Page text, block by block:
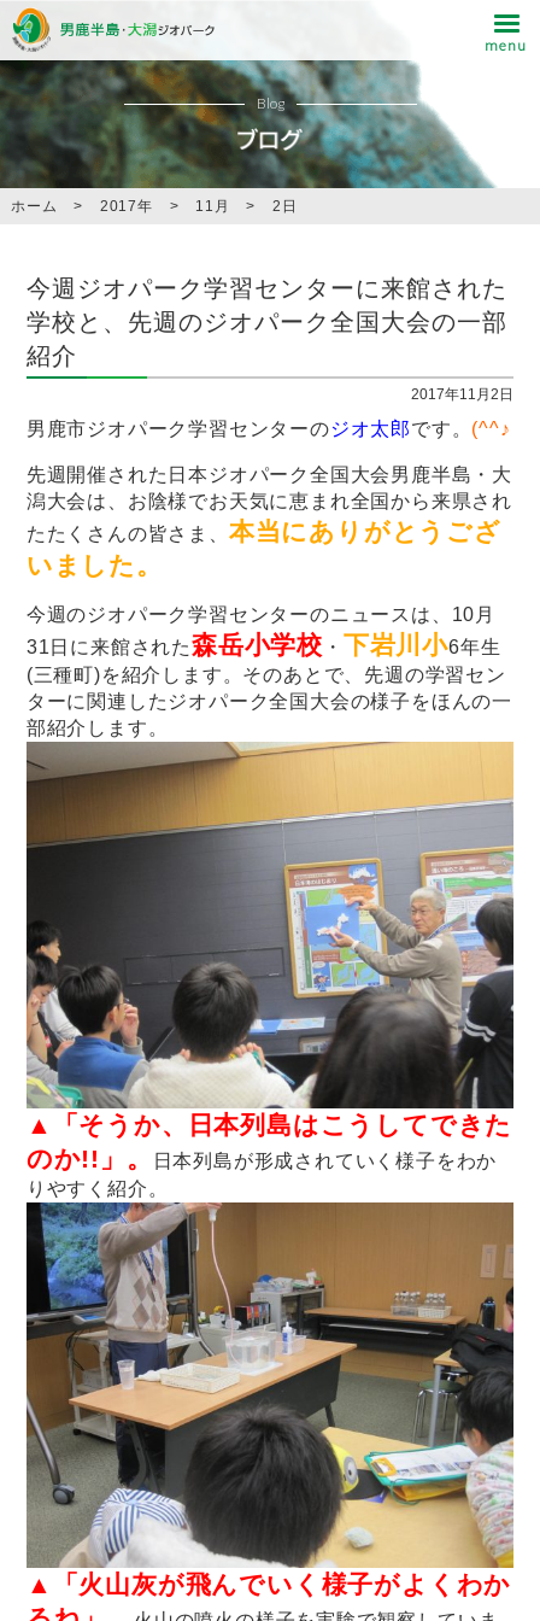
Blog
ホーム > 2017年 > 11月 > 2日
今週ジオパーク学習センターに来館された
学校と、先週のジオパーク全国大会の一部
紹介
2017年11月2日
男鹿市ジオパーク学習センターのジオ太郎です。 (^^♪
先週開催された日本ジオパーク全国大会男鹿半島・大
潟大会は、お陰様でお天気に恵まれ全国から来県され
たたくさんの皆さま、 本当にありがとうござ
いました。
今週のジオパーク学習センターのニュースは、10月
31日に来館された森岳小学校 ・ 下岩川小6年生
(三種町)を紹介します。そのあとで、先週の学習セン
ターに関連したジオパーク全国大会の様子をほんの一
部紹介します。
▲「そうか、日本列島はこうしてできた
のか!!」。
日本列島が形成されていく様子をわか
りやすく紹介。
▲「火山灰が飛んでいく様子がよくわか